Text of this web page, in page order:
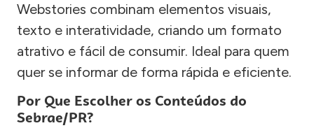
Webstories combinam elementos visuais,
texto e interatividade, criando um formato
atrativo e fácil de consumir. Ideal para quem
quer se informar de forma rápida e eficiente.
Por Que Escolher os Conteúdos do
Sebrae/PR?